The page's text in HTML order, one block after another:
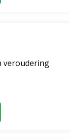
veroudering